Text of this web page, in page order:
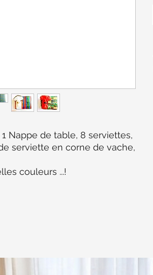
Nappe de table, 8 serviettes,
serviette en corne de vache,
couleurs ...!